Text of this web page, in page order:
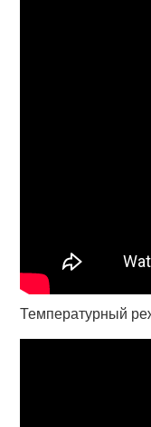
Температурный